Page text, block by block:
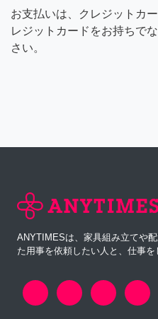
お支払いは、クレジットカ
レジットカードをお持ちで
さい。
ANYTIMESは、家具組み立てや
た用事を依頼したい人と、仕事を